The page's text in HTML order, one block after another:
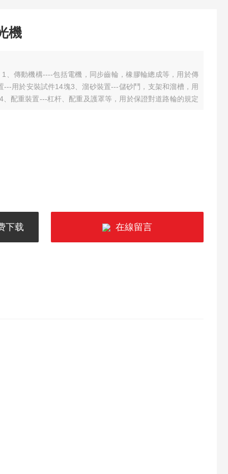
機
1、傳動機構----包括電機，同步齒輪，橡膠輪總成等，用於傳
---用於安裝試件14塊3、溜砂裝置---儲砂鬥，支架和溜槽，用
4、配重裝置---杠杆、配重及護罩等，用於保證對道路輪的規定
下载 在線留言